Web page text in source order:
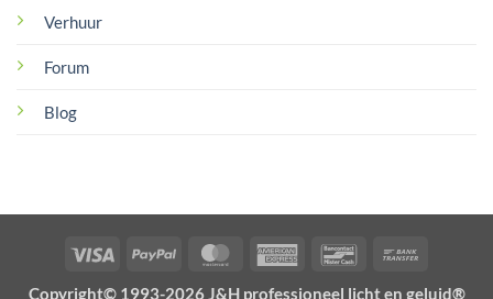
Verhuur
Forum
Blog
Visa PayPal MasterCardAmerican
Bancontact
Copyright© 1993-2026 J&H professioneel licht en geluid®